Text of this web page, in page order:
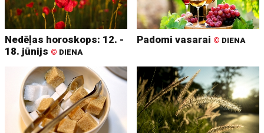
Nedēļas horoskops: 12. -
18. jūnijs © DIENA
Padomi vasarai © DIENA